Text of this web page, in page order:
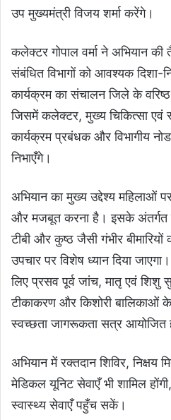
उप मुख्यमंत्री विजय शर्मा करेंगे।
कलेक्टर गोपाल वर्मा ने अभियान की
संबंधित विभागों को आवश्यक दिशा-
कार्यक्रम का संचालन जिले के
जिसमें कलेक्टर, मुख्य चिकित्सा एवं
कार्यक्रम प्रबंधक और विभागीय
निभाएँगे।
अभियान का मुख्य उद्देश्य महिलाओं
और मजबूत करना है। इसके अंतर्गत
टीबी और कुष्ठ जैसी गंभीर
उपचार पर विशेष ध्यान दिया
लिए प्रसव पूर्व जांच, मातृ एवं शिशु
टीकाकरण और किशोरी बालिकाओं के
स्वच्छता जागरूकता सत्र आयोजित
अभियान में रक्तदान शिविर, निक्षय
मेडिकल यूनिट सेवाएँ भी शामिल
स्वास्थ्य सेवाएँ पहुँच सकें।